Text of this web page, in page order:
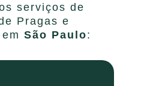
serviços de
Pragas e
São Paulo: